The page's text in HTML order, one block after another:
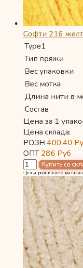
Софти 216
Type1
Тип пряжи
Вес упаковки
Вес мотка
Длина нити в
Состав
Цена за 1
Цена склада:
РОЗН 400,40
ОПТ286 Руб
Цены розничного